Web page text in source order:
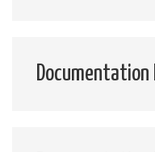
Documentation